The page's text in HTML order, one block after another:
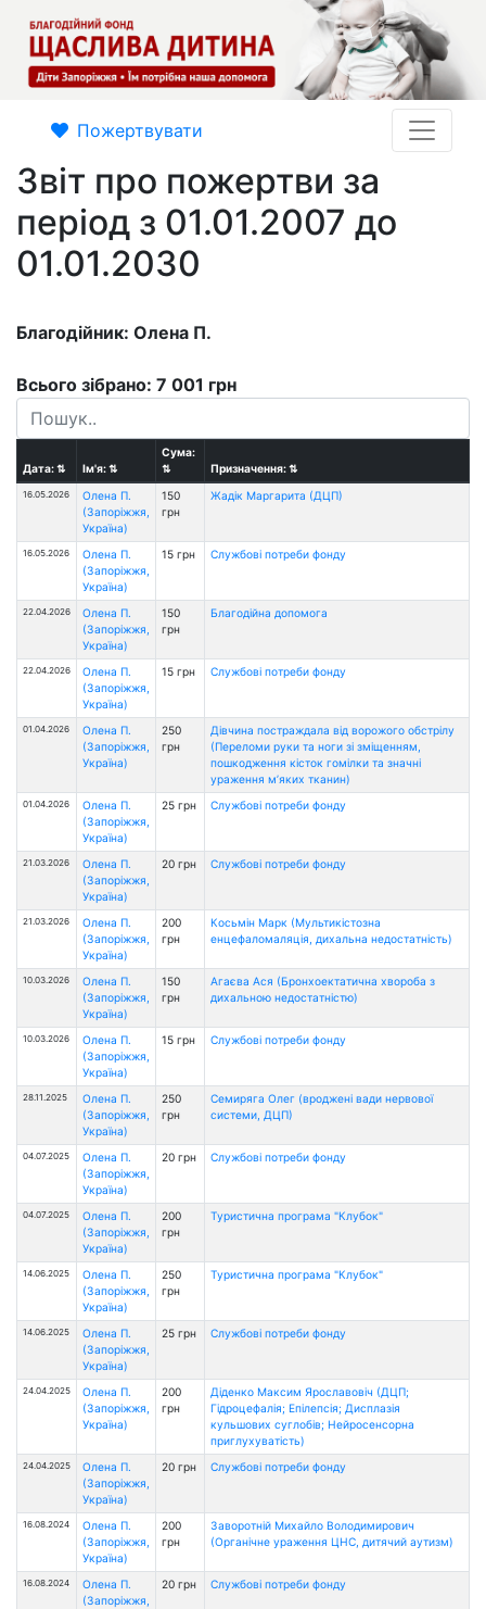
Пожертвувати
Звіт про пожертви за
період з 01.01.2007 до
01.01.2030
Благодійник: Олена П.
Всього зібрано: 7 001 грн
Дата:⇅ Ім'я:⇅
Сума:
⇅
Призначення:⇅
16.05.2026
Олена П.
(Запоріжжя,
Україна)
150
грн
Жадік Маргарита (ДЦП)
16.05.2026
Олена П.
(Запоріжжя,
Україна)
15 грн Службові потреби фонду
22.04.2026
Олена П.
(Запоріжжя,
Україна)
150
грн
Благодійна допомога
22.04.2026
Олена П.
(Запоріжжя,
Україна)
15 грн Службові потреби фонду
01.04.2026
Олена П.
(Запоріжжя,
Україна)
250
грн
Дівчина постраждала від ворожого обстрілу
(Переломи руки та ноги зі зміщенням,
пошкодження кісток гомілки та значні
ураження м’яких тканин)
01.04.2026
Олена П.
(Запоріжжя,
Україна)
25 грн Службові потреби фонду
21.03.2026
Олена П.
(Запоріжжя,
Україна)
20 грн Службові потреби фонду
21.03.2026
Олена П.
(Запоріжжя,
Україна)
200
грн
Косьмін Марк (Мультикістозна
енцефаломаляція, дихальна недостатність)
10.03.2026
Олена П.
(Запоріжжя,
Україна)
150
грн
Агаєва Ася (Бронхоектатична хвороба з
дихальною недостатністю)
10.03.2026
Олена П.
(Запоріжжя,
Україна)
15 грн Службові потреби фонду
28.11.2025
Олена П.
(Запоріжжя,
Україна)
250
грн
Семиряга Олег (вроджені вади нервової
системи, ДЦП)
04.07.2025
Олена П.
(Запоріжжя,
Україна)
20 грн Службові потреби фонду
04.07.2025
Олена П.
(Запоріжжя,
Україна)
200
грн
Туристична програма "Клубок"
14.06.2025
Олена П.
(Запоріжжя,
Україна)
250
грн
Туристична програма "Клубок"
14.06.2025
Олена П.
(Запоріжжя,
Україна)
25 грн Службові потреби фонду
24.04.2025
Олена П.
(Запоріжжя,
Україна)
200
грн
Діденко Максим Ярославовіч (ДЦП;
Гідроцефалія; Епілепсія; Дисплазія
кульшових суглобів; Нейросенсорна
приглухуватість)
24.04.2025
Олена П.
(Запоріжжя,
Україна)
20 грн Службові потреби фонду
16.08.2024
Олена П.
(Запоріжжя,
Україна)
200
грн
Заворотній Михайло Володимирович
(Органічне ураження ЦНС, дитячий аутизм)
16.08.2024
Олена П.
(Запоріжжя,
20 грн Службові потреби фонду